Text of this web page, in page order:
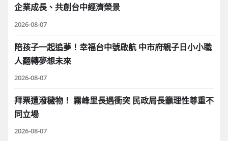
企業成長、共創台中經濟榮景
2026-08-07
陪孩子一起追夢！幸福台中號啟航 中市府親子日小小職
人翻轉夢想未來
2026-08-07
拜票遭潑穢物！ 霧峰里長遇衝突 民政局長籲理性尊重不
同立場
2026-08-07